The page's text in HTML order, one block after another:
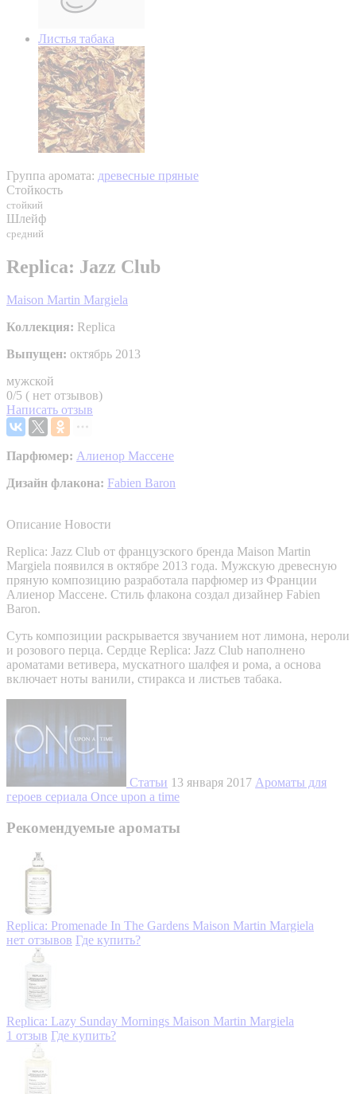
Листья табака
Группа аромата: древесные пряные
Стойкость
стойкий
Шлейф
средний
Replica: Jazz Club
Maison Martin Margiela
Коллекция: Replica
Выпущен: октябрь 2013
мужской
0/5 ( нет отзывов)
Написать отзыв
Парфюмер: Алиенор Массене
Дизайн флакона: Fabien Baron
Описание Новости
Replica: Jazz Club от французского бренда Maison Martin
Margiela появился в октябре 2013 года. Мужскую древесную
пряную композицию разработала парфюмер из Франции
Алиенор Массене. Стиль флакона создал дизайнер Fabien
Baron.
Суть композиции раскрывается звучанием нот лимона, нероли
и розового перца. Сердце Replica: Jazz Club наполнено
ароматами ветивера, мускатного шалфея и рома, а основа
включает ноты ванили, стиракса и листьев табака.
Статьи 13 января 2017 Ароматы для
героев сериала Once upon a time
Рекомендуемые ароматы
Replica: Promenade In The Gardens Maison Martin Margiela
нет отзывов Где купить?
Replica: Lazy Sunday Mornings Maison Martin Margiela
1 отзыв Где купить?